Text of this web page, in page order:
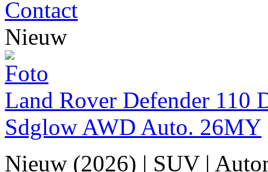
Contact
Nieuw
Land Rover Defender 110
Sdglow AWD Auto. 26MY
Nieuw (2026) | SUV|